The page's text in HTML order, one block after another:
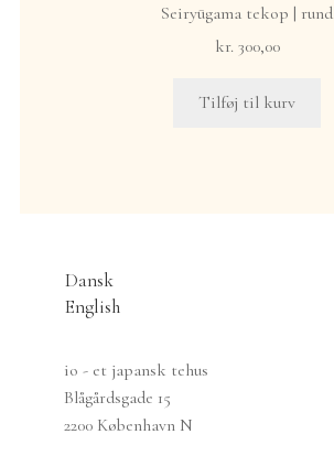
Seiryūgama tekop | rund
kr.300,00
Tilføj til kurv
Dansk
English
io - et japansk tehus
Blågårdsgade 15
2200 København N